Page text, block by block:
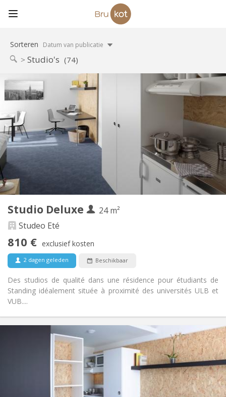
Sorteren Datum van publicatie
Studio's (74)
Studio Deluxe
24 m²
Studeo Eté
810 € exclusief kosten
2 dagen geleden Beschikbaar
Des studios de qualité dans une résidence pour étudiants de
Standing idéalement située à proximité des universités ULB et
VUB....
Praktische Informatie
Huur:
810 €
Kosten:
12 maanden, 10 maanden
Domiciliëring:
Nee
Inrichting
Badkamer:
Privaat
Keuken:
in de kamer
Oppervlakte:
24 m
2
Private kamers:
Gemeenschappelijk, rustig, hartelijk, ernstig
Praktische Informatie
Huur:
715 €
Kosten:
240 €
Duur:
12 maanden, 10 maanden, 5-6 maanden,
zomervakantie
Domiciliëring:
Nee